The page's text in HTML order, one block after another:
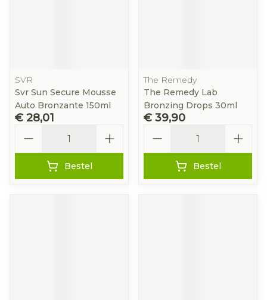
SVR
Svr Sun Secure Mousse
Auto Bronzante 150ml
€ 28,01
Bestel
The Remedy
The Remedy Lab
Bronzing Drops 30ml
€ 39,90
Bestel